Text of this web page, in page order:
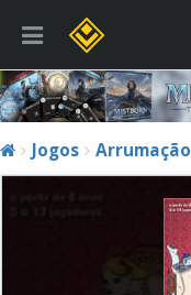
Jogos Arrumação